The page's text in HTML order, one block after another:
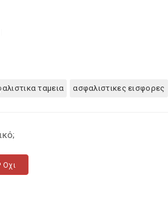
ταμεια ασφαλιστικες εισφορες
Οχι